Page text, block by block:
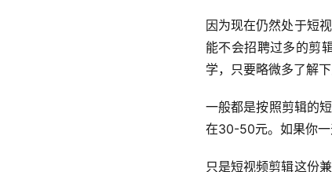
因为现在仍然处于短
能不会招聘过多的剪
学，只要略微多了解
一般都是按照剪辑的
在30-50元。如果你一
只是短视频剪辑这份